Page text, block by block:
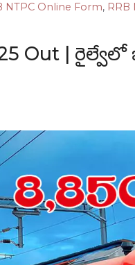
NTPC Online Form, RRB
Out |